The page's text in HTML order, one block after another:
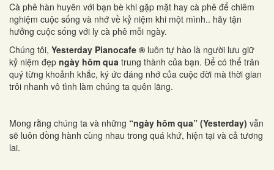
Cà phê hàn huyên với bạn bè khi gặp mặt hay cà phê để chiêm
nghiệm cuộc sống và nhớ về kỷ niệm khi một mình.. hãy tận
hưởng cuộc sống với ly cà phê mỗi ngày.
Chúng tôi, Yesterday Pianocafe ® luôn tự hào là người lưu giữ
kỷ niệm đẹp ngày hôm qua trung thành của bạn. Để có thể trân
quý từng khoảnh khắc, ký ức đáng nhớ của cuộc đời mà thời gian
trôi nhanh vô tình làm chúng ta quên lãng.
Mong rằng chúng ta và những “ngày hôm qua” (Yesterday) vẫn
sẽ luôn đồng hành cùng nhau trong quá khứ, hiện tại và cả tương
lai.